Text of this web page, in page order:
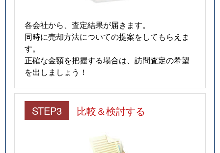
各会社から、査定結果が届きます。
同時に売却方法についての提案をしてもらえま
す。
正確な金額を把握する場合は、訪問査定の希望
を出しましょう！
STEP3 比較＆検討する